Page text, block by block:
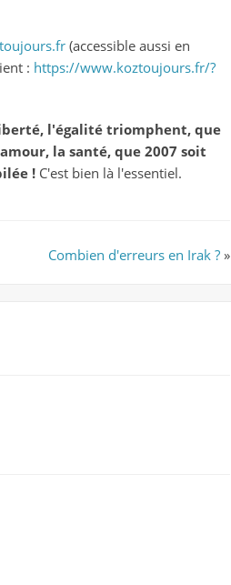
(accessible aussi en
: https://www.koztoujours.fr/?
l'égalité triomphent, que
la santé, que 2007 soit
! C'est bien là l'essentiel.
Combien d'erreurs en Irak ? »